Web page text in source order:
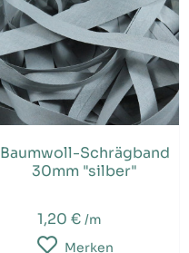
Baumwoll-Schrägband
30mm "silber"
1,20 €/m
Merken